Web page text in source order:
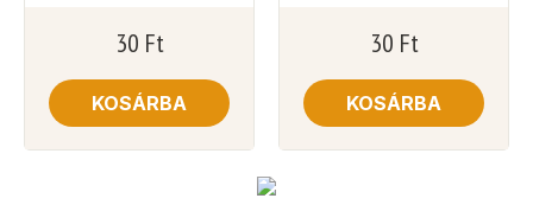
30 Ft
KOSÁRBA
30 Ft
KOSÁRBA